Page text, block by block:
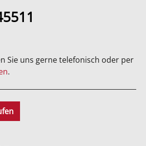
Sie uns gerne telefonisch oder per
.